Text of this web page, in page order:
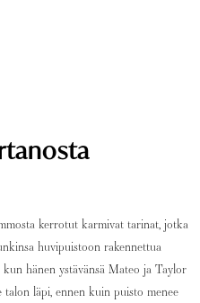
kerrotut karmivat tarinat, jotka
huvipuistoon rakennettua
hänen ystävänsä Mateo ja Taylor
talon läpi, ennen kuin puisto menee